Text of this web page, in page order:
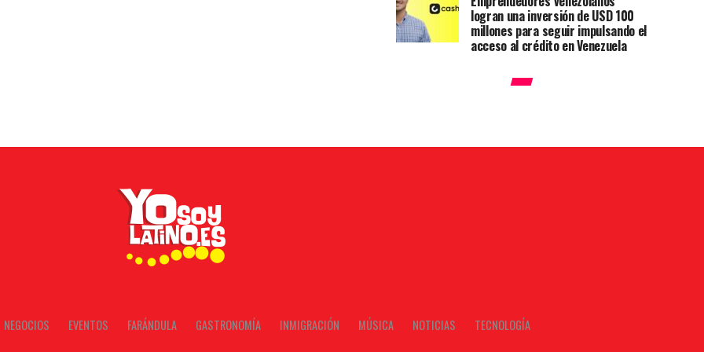
logran una inversión de USD 100
millones para seguir impulsando el
acceso al crédito en Venezuela
NEGOCIOS EVENTOS FARÁNDULA GASTRONOMÍA INMIGRACIÓN MÚSICA NOTICIAS TECNOLOGÍA